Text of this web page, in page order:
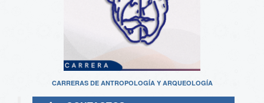
CARRERAS DE ANTROPOLOGÍA Y ARQUEOLOGÍA